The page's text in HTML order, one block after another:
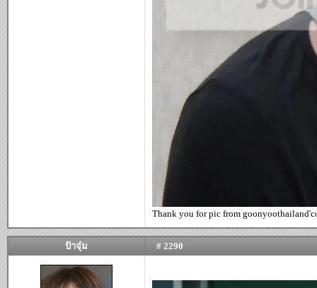
Thank you for pic from
ป้าจุ๋ม # 2290